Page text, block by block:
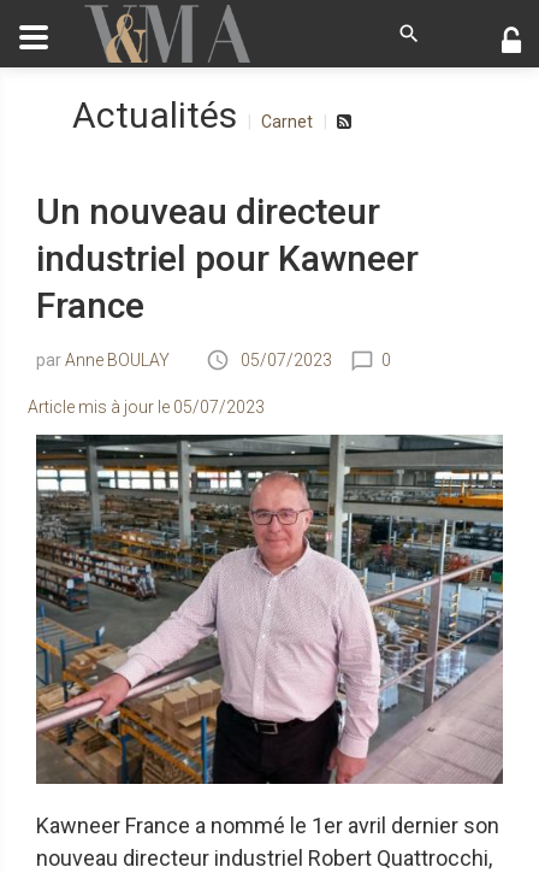
Actualités Carnet
Un nouveau directeur
industriel pour Kawneer
France
Anne BOULAY 05/07/2023 0
Article mis à jour le 05/07/2023
Kawneer France a nommé le 1er avril dernier son
nouveau directeur industriel Robert Quattrocchi,